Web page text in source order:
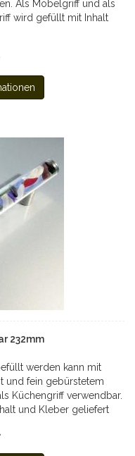
Als Möbelgriff und als
wird gefüllt mit Inhalt
232mm
werden kann mit
und fein gebürstetem
Küchengriff verwendbar.
und Kleber geliefert